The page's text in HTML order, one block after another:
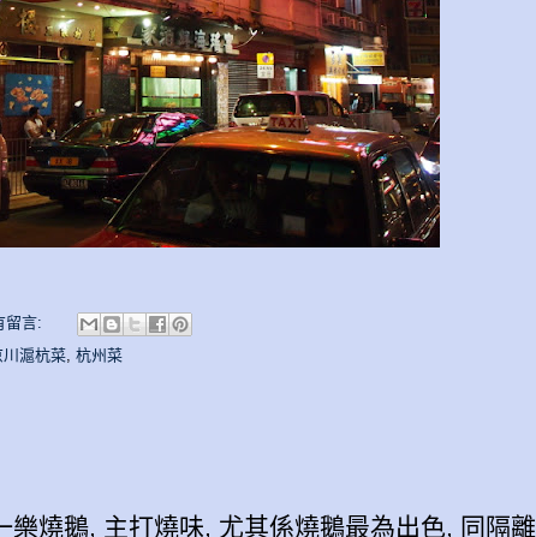
留言:
川滬杭菜, 杭州菜
樂燒鵝, 主打燒味, 尤其係燒鵝最為出色, 同隔離